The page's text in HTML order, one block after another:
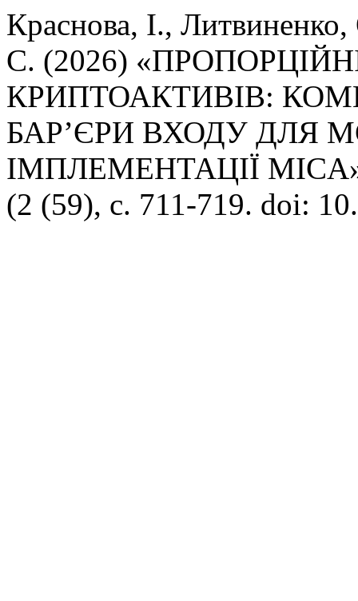
Краснова, І.,
С. (2026)
КРИПТОАКТИВІВ:
БАР’ЄРИ ВХОДУ ДЛЯ
ІМПЛЕМЕНТАЦІЇ
(2 (59), с. 711-719. doi: